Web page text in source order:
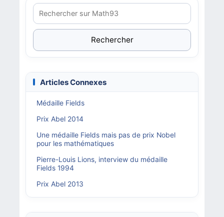
Rechercher
Articles Connexes
Médaille Fields
Prix Abel 2014
Une médaille Fields mais pas de prix Nobel
pour les mathématiques
Pierre-Louis Lions, interview du médaille
Fields 1994
Prix Abel 2013